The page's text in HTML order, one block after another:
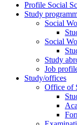
Profile Social
Study
Social
Social
Study
Job
Study/offices
Office of